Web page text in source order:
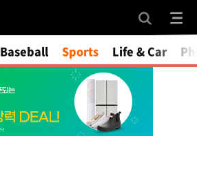
Mute
Baseball Sports Life & Car